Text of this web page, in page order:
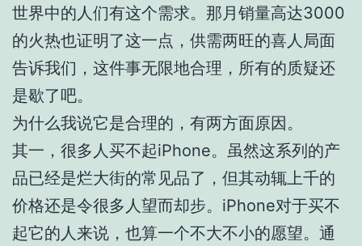
世界中的人们有这个需求。那月销量高达3000
的火热也证明了这一点，供需两旺的喜人局面
告诉我们，这件事无限地合理，所有的质疑还
是歇了吧。
为什么我说它是合理的，有两方面原因。
其一，很多人买不起iPhone。虽然这系列的产
品已经是烂大街的常见品了，但其动辄上千的
价格还是令很多人望而却步。iPhone对于买不
起它的人来说，也算一个不大不小的愿望。通